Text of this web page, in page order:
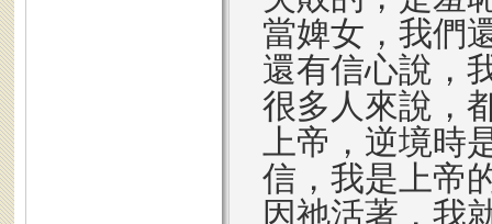
當婢女，我們
還有信心說，
很多人來說，
上帝，逆境時
信，我是上帝
因祂活著，我